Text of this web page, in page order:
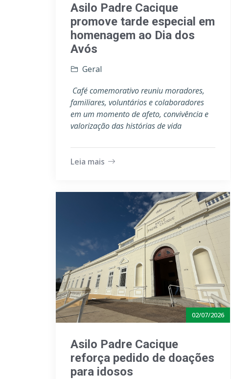
Asilo Padre Cacique
promove tarde especial em
homenagem ao Dia dos
Avós
Geral
Café comemorativo reuniu moradores,
familiares, voluntários e colaboradores
em um momento de afeto, convivência e
valorização das histórias de vida
Leia mais
02/07/2026
Asilo Padre Cacique
reforça pedido de doações
para idosos